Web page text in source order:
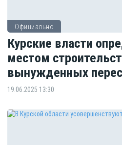
Официально
Курские власти
местом
вынужденных
19.06.2025 13:30